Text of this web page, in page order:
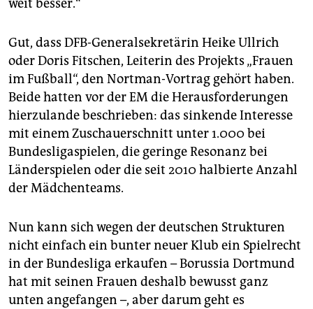
weit besser.“
Gut, dass DFB-Generalsekretärin Heike Ullrich
oder Doris Fitschen, Leiterin des Projekts „Frauen
im Fußball“, den Nortman-Vortrag gehört haben.
Beide hatten vor der EM die Herausforderungen
hierzulande beschrieben: das sinkende Interesse
mit einem Zuschauerschnitt unter 1.000 bei
Bundesligaspielen, die geringe Resonanz bei
Länderspielen oder die seit 2010 halbierte Anzahl
der Mädchenteams.
Nun kann sich wegen der deutschen Strukturen
nicht einfach ein bunter neuer Klub ein Spielrecht
in der Bundesliga erkaufen – Borussia Dortmund
hat mit seinen Frauen deshalb bewusst ganz
unten angefangen –, aber darum geht es